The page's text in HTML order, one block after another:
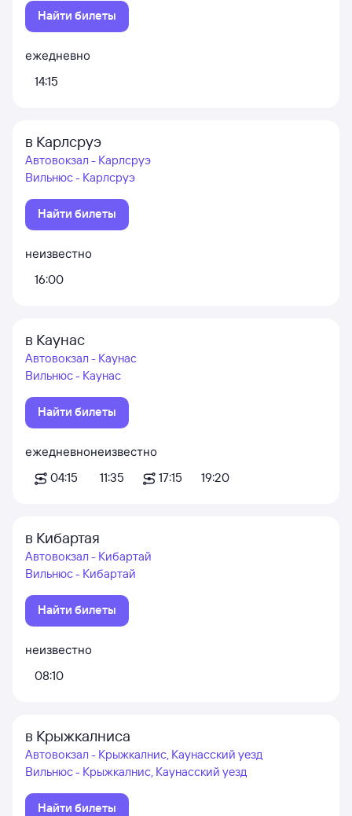
Найти билеты
ежедневно
14:15
в Карлсруэ
Автовокзал - Карлсруэ
Вильнюс - Карлсруэ
Найти билеты
неизвестно
16:00
в Каунас
Автовокзал - Каунас
Вильнюс - Каунас
Найти билеты
ежедневно
04:15
неизвестно
11:35
17:15 19:20
в Кибартая
Автовокзал - Кибартай
Вильнюс - Кибартай
Найти билеты
неизвестно
08:10
в Крыжкалниса
Автовокзал - Крыжкалнис, Каунасский уезд
Вильнюс - Крыжкалнис, Каунасский уезд
Найти билеты